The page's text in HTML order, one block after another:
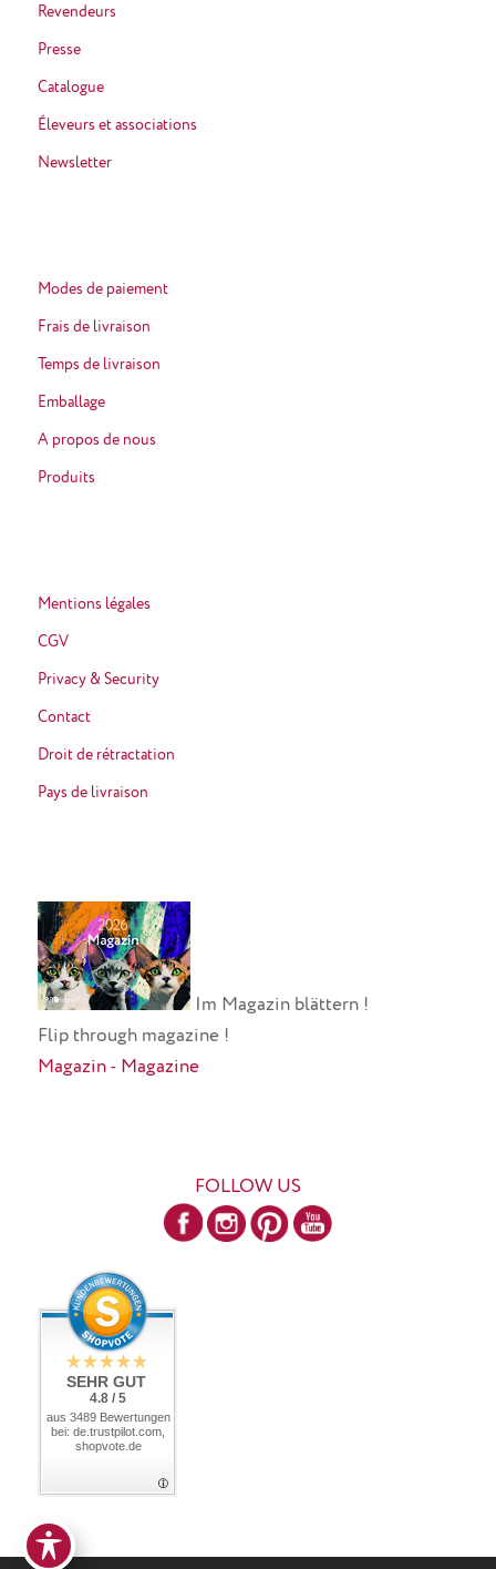
Revendeurs
Presse
Catalogue
Éleveurs et associations
Newsletter
Modes de paiement
Frais de livraison
Temps de livraison
Emballage
A propos de nous
Produits
Mentions légales
CGV
Privacy & Security
Contact
Droit de rétractation
Pays de livraison
Im Magazin blättern !
Flip through magazine !
Magazin - Magazine
FOLLOW US
SEHR GUT
4.8 / 5
aus 3489 Bewertungen
bei: de.trustpilot.com,
shopvote.de